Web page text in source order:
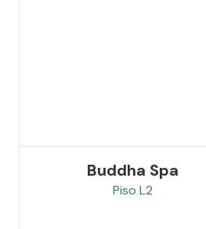
Buddha Spa
Piso L2